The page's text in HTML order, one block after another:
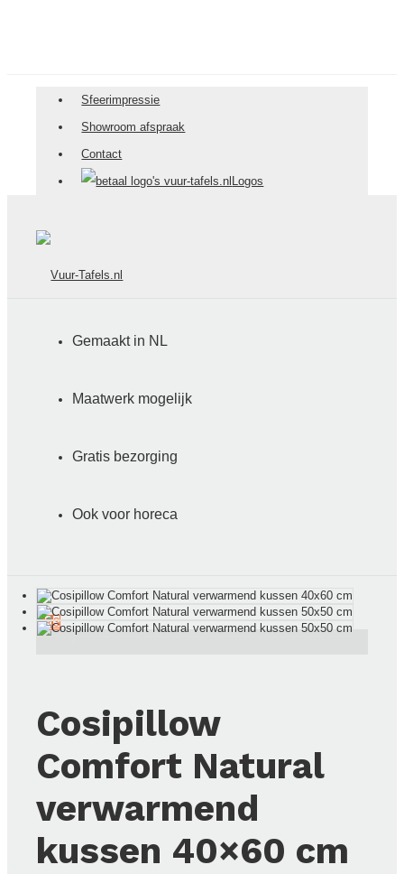
Sfeerimpressie
Showroom afspraak
Contact
Logos
Gemaakt in NL
Maatwerk mogelijk
Gratis bezorging
Ook voor horeca
123
Cosipillow
Comfort Natural
verwarmend
kussen 40×60 cm